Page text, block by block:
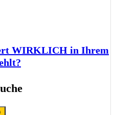
WIRKLICH in Ihrem